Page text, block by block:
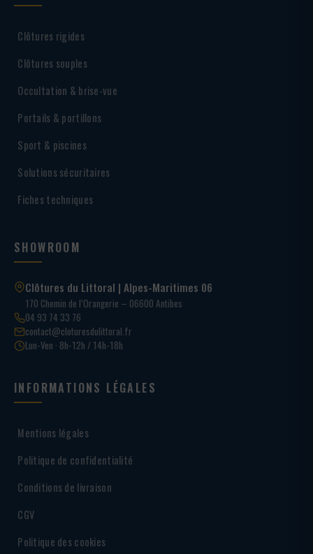
Clôtures rigides
Clôtures souples
Occultation & brise-vue
Portails & portillons
Sport & piscines
Solutions sécuritaires
Fiches techniques
SHOWROOM
Clôtures du Littoral | Alpes-Maritimes 06
170 Chemin de l’Orangerie – 06600 Antibes
04 93 74 33 76
contact@cloturesdulittoral.fr
Lun-Ven · 8h-12h / 14h-18h
INFORMATIONS LÉGALES
Mentions légales
Politique de confidentialité
Conditions de livraison
CGV
Politique des cookies